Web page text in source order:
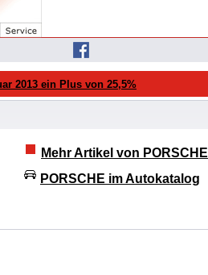
2013 ein Plus von 25,5%
Mehr Artikel von PORSCHE
PORSCHE im Autokatalog